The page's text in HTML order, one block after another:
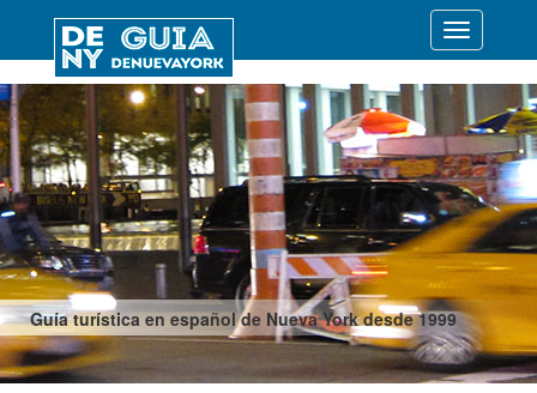
Guía turística en español de Nueva York desde 1999
Desplegar